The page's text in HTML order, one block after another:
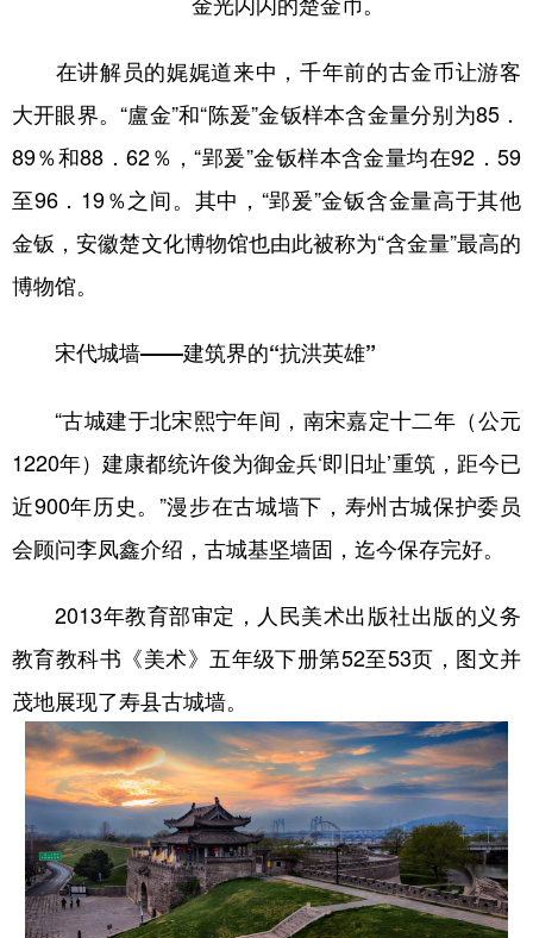
在讲解员的娓娓道来中，千年前的古金币让游客
大开眼界。“盧金”和“陈爰”金钣样本含金量分别为85．
89％和88．62％，“郢爰”金钣样本含金量均在92．59
至96．19％之间。其中，“郢爰”金钣含金量高于其他
金钣，安徽楚文化博物馆也由此被称为“含金量”最高的
博物馆。
宋代城墙——建筑界的“抗洪英雄”
“古城建于北宋熙宁年间，南宋嘉定十二年（公元
1220年）建康都统许俊为御金兵‘即旧址’重筑，距今已
近900年历史。”漫步在古城墙下，寿州古城保护委员
会顾问李凤鑫介绍，古城基坚墙固，迄今保存完好。
2013年教育部审定，人民美术出版社出版的义务
教育教科书《美术》五年级下册第52至53页，图文并
茂地展现了寿县古城墙。